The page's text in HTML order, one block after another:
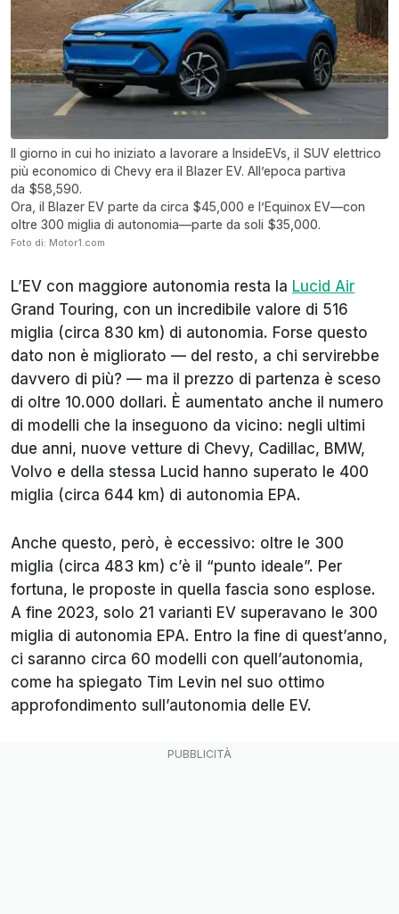
Il giorno in cui ho iniziato a lavorare a InsideEVs, il SUV elettrico
più economico di Chevy era il Blazer EV. All’epoca partiva
da $58,590.
Ora, il Blazer EV parte da circa $45,000 e l’Equinox EV—con
oltre 300 miglia di autonomia—parte da soli $35,000.
Foto di: Motor1.com
L’EV con maggiore autonomia resta la Lucid Air
Grand Touring, con un incredibile valore di 516
miglia (circa 830 km) di autonomia. Forse questo
dato non è migliorato — del resto, a chi servirebbe
davvero di più? — ma il prezzo di partenza è sceso
di oltre 10.000 dollari. È aumentato anche il numero
di modelli che la inseguono da vicino: negli ultimi
due anni, nuove vetture di Chevy, Cadillac, BMW,
Volvo e della stessa Lucid hanno superato le 400
miglia (circa 644 km) di autonomia EPA.
Anche questo, però, è eccessivo: oltre le 300
miglia (circa 483 km) c’è il “punto ideale”. Per
fortuna, le proposte in quella fascia sono esplose.
A fine 2023, solo 21 varianti EV superavano le 300
miglia di autonomia EPA. Entro la fine di quest’anno,
ci saranno circa 60 modelli con quell’autonomia,
come ha spiegato Tim Levin nel suo ottimo
approfondimento sull’autonomia delle EV.